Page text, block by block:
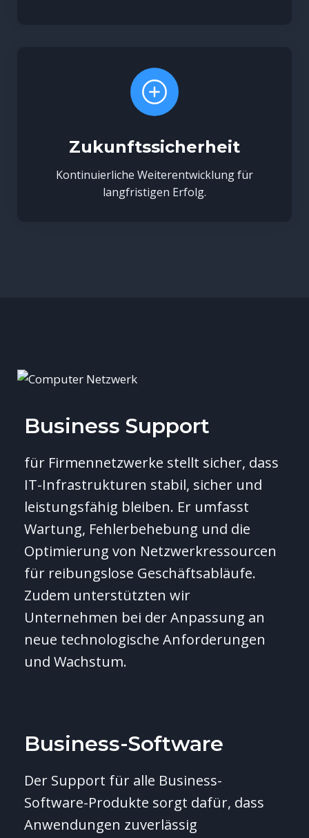
Zukunftssicherheit
Kontinuierliche Weiterentwicklung für
langfristigen Erfolg.
Business Support
für Firmennetzwerke stellt sicher, dass
IT-Infrastrukturen stabil, sicher und
leistungsfähig bleiben. Er umfasst
Wartung, Fehlerbehebung und die
Optimierung von Netzwerkressourcen
für reibungslose Geschäftsabläufe.
Zudem unterstützten wir
Unternehmen bei der Anpassung an
neue technologische Anforderungen
und Wachstum.
Business-Software
Der Support für alle Business-
Software-Produkte sorgt dafür, dass
Anwendungen zuverlässig